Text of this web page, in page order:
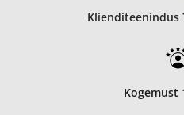
Klienditeenindus
Kogemust